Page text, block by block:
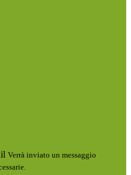
Verrà inviato un messaggio